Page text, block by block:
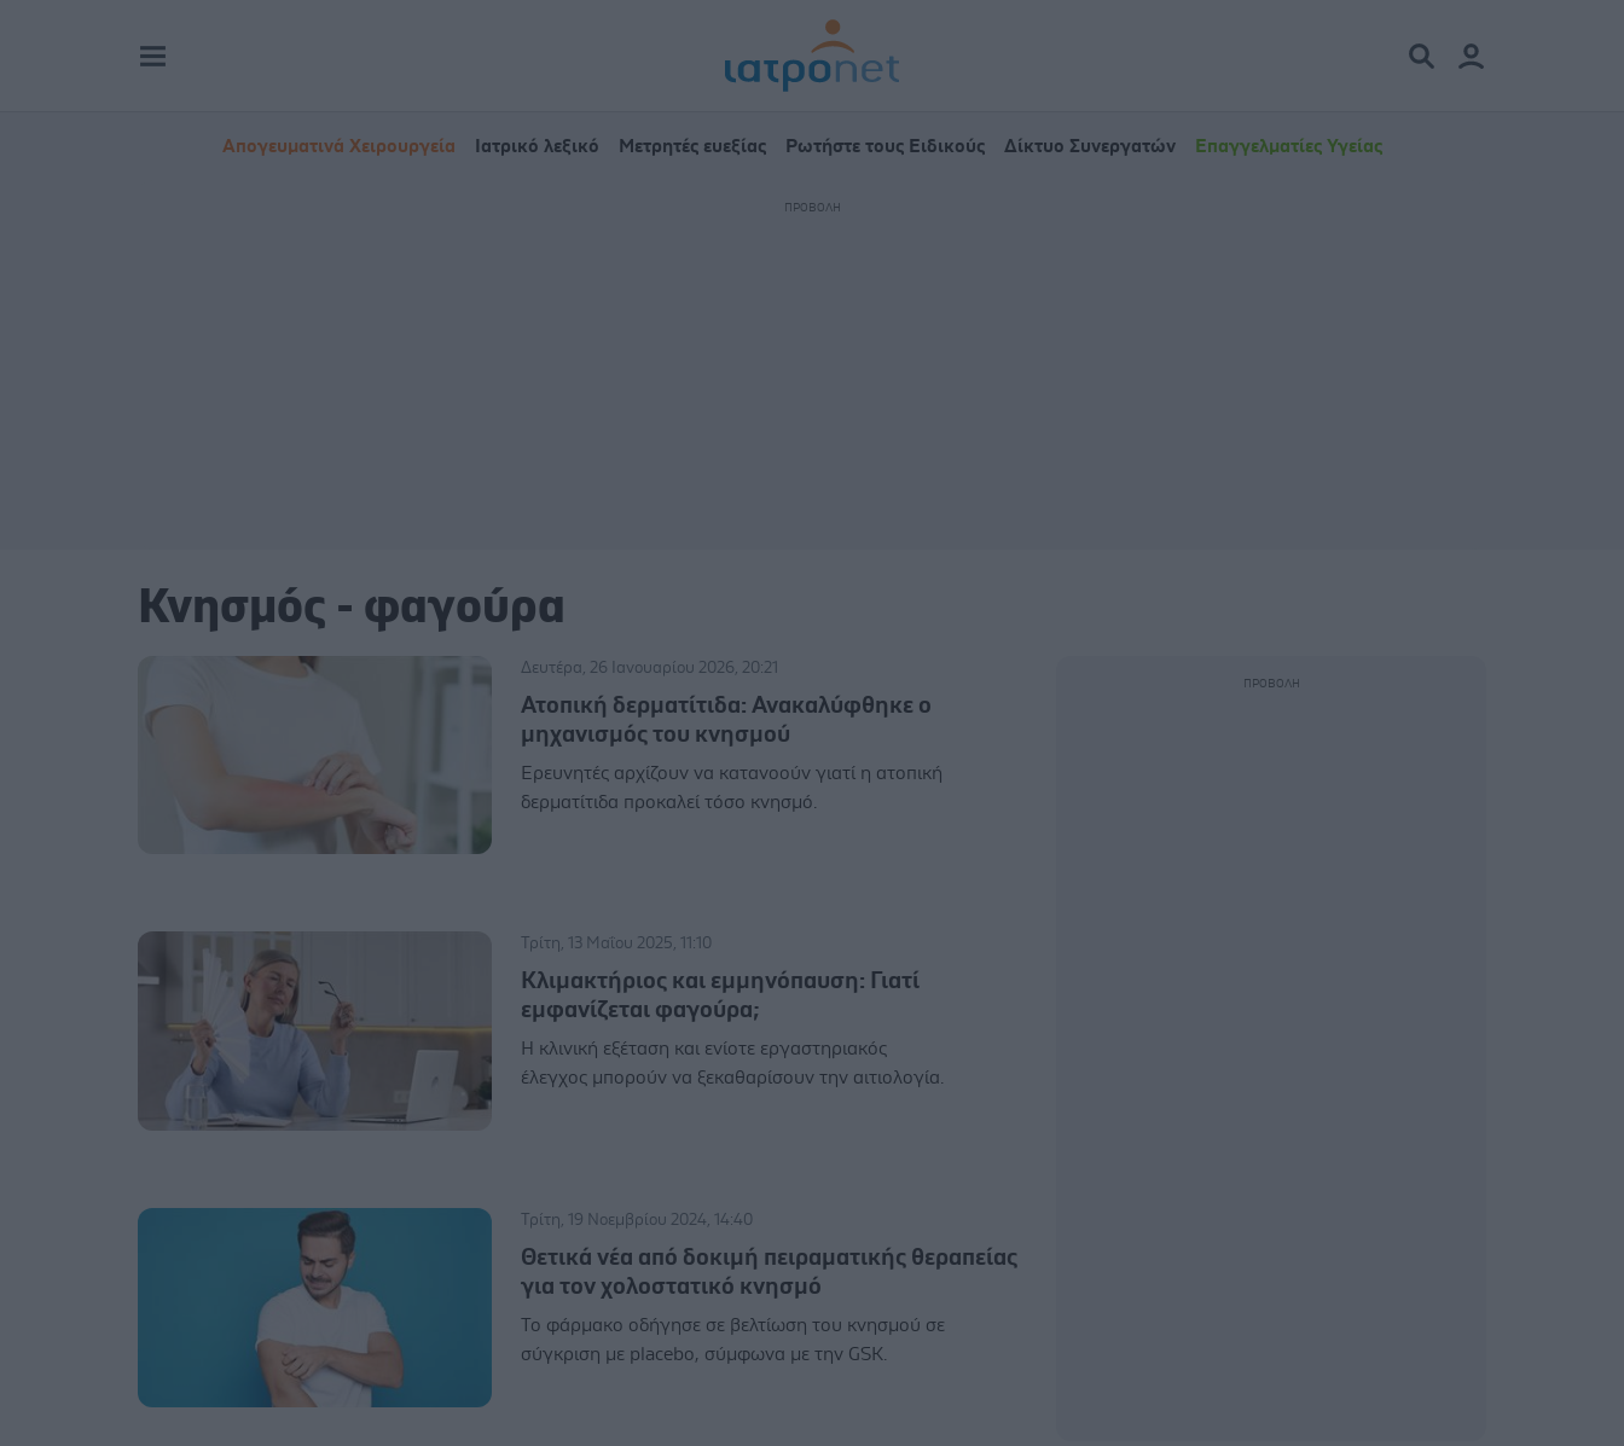
Απογευματινά Χειρουργεία Ιατρικό λεξικό Μετρητές ευεξίας Ρωτήστε τους Ειδικούς Δίκτυο Συνεργατών Επαγγελματίες Υγείας
Κνησμός - φαγούρα
Δευτέρα, 26 Ιανουαρίου 2026, 20:21
Ατοπική δερματίτιδα: Ανακαλύφθηκε ο
μηχανισμός του κνησμού
Ερευνητές αρχίζουν να κατανοούν γιατί η ατοπική
δερματίτιδα προκαλεί τόσο κνησμό.
Τρίτη, 13 Μαΐου 2025, 11:10
Κλιμακτήριος και εμμηνόπαυση: Γιατί
εμφανίζεται φαγούρα;
Η κλινική εξέταση και ενίοτε εργαστηριακός
έλεγχος μπορούν να ξεκαθαρίσουν την αιτιολογία.
Τρίτη, 19 Νοεμβρίου 2024, 14:40
Θετικά νέα από δοκιμή πειραματικής θεραπείας
για τον χολοστατικό κνησμό
Το φάρμακο οδήγησε σε βελτίωση του κνησμού σε
σύγκριση με placebo, σύμφωνα με την GSK.